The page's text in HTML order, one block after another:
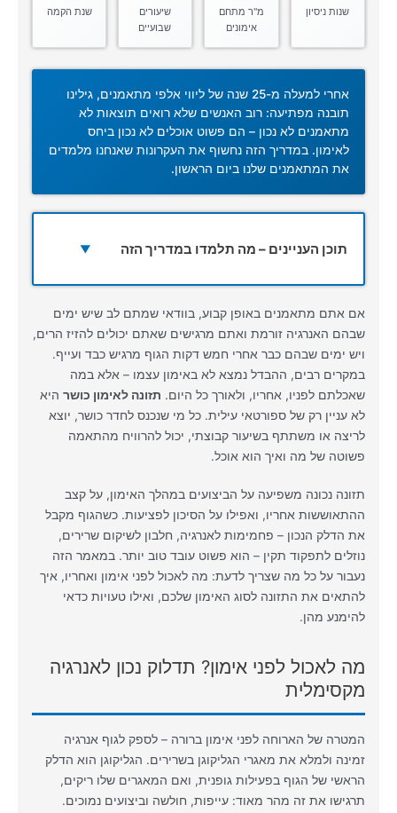
שנות ניסיון
מ"ר מתחם
אימונים
שיעורים
שבועיים
שנת הקמה
אחרי למעלה מ-25 שנה של ליווי אלפי מתאמנים, גילינו
תובנה מפתיעה: רוב האנשים שלא רואים תוצאות לא
מתאמנים לא נכון – הם פשוט אוכלים לא נכון ביחס
לאימון. במדריך הזה נחשוף את העקרונות שאנחנו מלמדים
את המתאמנים שלנו ביום הראשון.
תוכן העניינים – מה תלמדו במדריך הזה ▼
אם אתם מתאמנים באופן קבוע, בוודאי שמתם לב שיש ימים
שבהם האנרגיה זורמת ואתם מרגישים שאתם יכולים להזיז הרים,
ויש ימים שבהם כבר אחרי חמש דקות הגוף מרגיש כבד ועייף.
במקרים רבים, ההבדל נמצא לא באימון עצמו – אלא במה
שאכלתם לפניו, אחריו, ולאורך כל היום. תזונה לאימון כושר היא
לא עניין רק של ספורטאי עילית. כל מי שנכנס לחדר כושר, יוצא
לריצה או משתתף בשיעור קבוצתי, יכול להרוויח מהתאמה
פשוטה של מה ואיך הוא אוכל.
תזונה נכונה משפיעה על הביצועים במהלך האימון, על קצב
ההתאוששות אחריו, ואפילו על הסיכון לפציעות. כשהגוף מקבל
את הדלק הנכון – פחמימות לאנרגיה, חלבון לשיקום שרירים,
נוזלים לתפקוד תקין – הוא פשוט עובד טוב יותר. במאמר הזה
נעבור על כל מה שצריך לדעת: מה לאכול לפני אימון ואחריו, איך
להתאים את התזונה לסוג האימון שלכם, ואילו טעויות כדאי
להימנע מהן.
מה לאכול לפני אימון? תדלוק נכון לאנרגיה
מקסימלית
המטרה של הארוחה לפני אימון ברורה – לספק לגוף אנרגיה
זמינה ולמלא את מאגרי הגליקוגן בשרירים. הגליקוגן הוא הדלק
הראשי של הגוף בפעילות גופנית, ואם המאגרים שלו ריקים,
תרגישו את זה מהר מאוד: עייפות, חולשה וביצועים נמוכים.